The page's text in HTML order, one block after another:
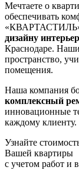
Мечтаете о
обеспечивать
«КВАРТАСТИЛЬ»
дизайну
Краснодаре. Наши
пространство,
помещения.
Наша компания
комплексный
инновационные
каждому клиенту.
Узнайте
Вашей квартиры
с учетом работ и